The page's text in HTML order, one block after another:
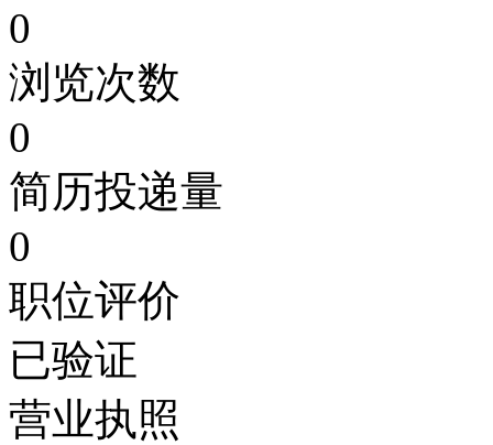
0
浏览次数
0
简历投递量
0
职位评价
已验证
营业执照